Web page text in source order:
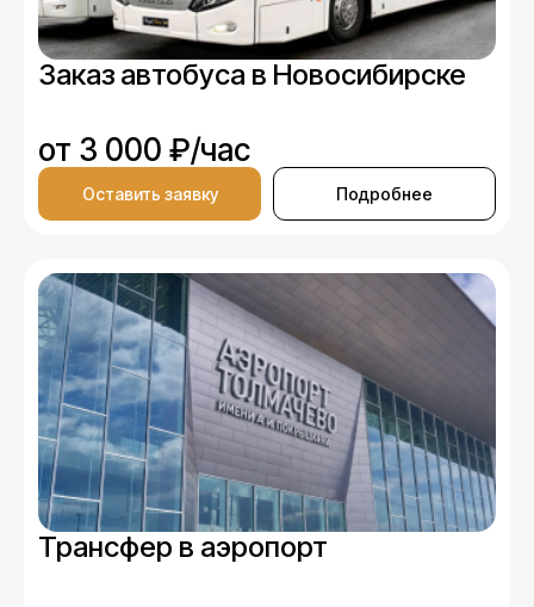
Заказ автобуса в Новосибирске
от 3 000 ₽/час
Оставить заявку Подробнее
Трансфер в аэропорт